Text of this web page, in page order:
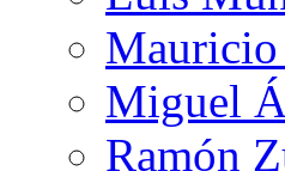
Mauricio
Miguel
Ramón